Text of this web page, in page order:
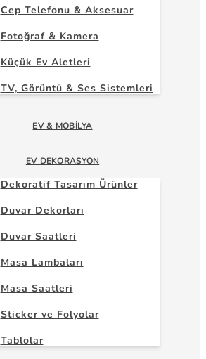
Cep Telefonu & Aksesuar
Fotoğraf & Kamera
Küçük Ev Aletleri
TV, Görüntü & Ses Sistemleri
EV & MOBILYA
EV DEKORASYON
Dekoratif Tasarım Ürünler
Duvar Dekorları
Duvar Saatleri
Masa Lambaları
Masa Saatleri
Sticker ve Folyolar
Tablolar